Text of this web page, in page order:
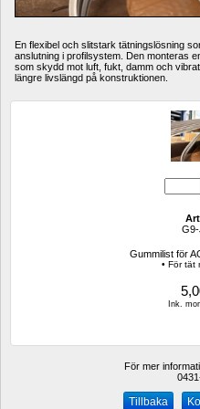
En flexibel och slitstark tätningslösning
anslutning i profilsystem. Den monteras
som skydd mot luft, fukt, damm och
längre livslängd på konstruktionen.
Gummilist för
• För tät
Ink.
För mer